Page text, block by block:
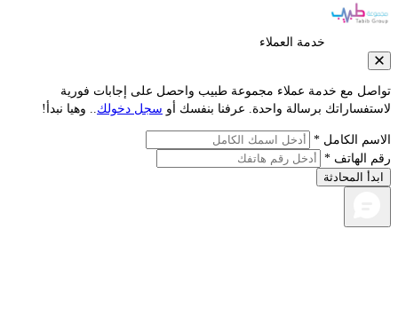
خدمة العملاء
مع خدمة عملاء مجموعة طبيب واحصل على إجابات فورية
برسالة واحدة. عرفنا بنفسك أوسجل دخولك.. وهيا نبدأ!
الكامل *
الهاتف *
المحادثة